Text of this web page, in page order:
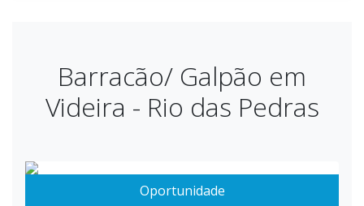
Barracão/ Galpão em
Videira - Rio das Pedras
Oportunidade